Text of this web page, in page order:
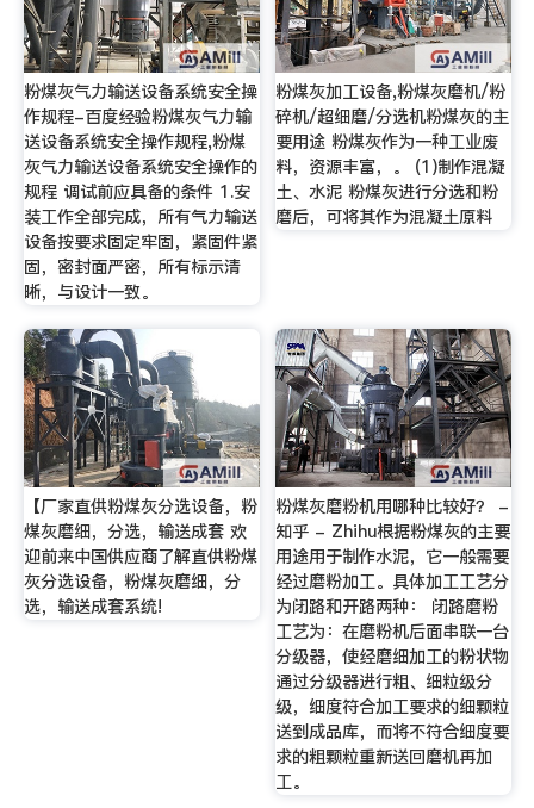
粉煤灰气力输送设备系统安全操
作规程-百度经验粉煤灰气力输
送设备系统安全操作规程,粉煤
灰气力输送设备系统安全操作的
规程 调试前应具备的条件 1.安
装工作全部完成，所有气力输送
设备按要求固定牢固，紧固件紧
固，密封面严密，所有标示清
晰，与设计一致。
粉煤灰加工设备,粉煤灰磨机/粉
碎机/超细磨/分选机粉煤灰的主
要用途 粉煤灰作为一种工业废
料，资源丰富，。 (1)制作混凝
土、水泥 粉煤灰进行分选和粉
磨后，可将其作为混凝土原料
【厂家直供粉煤灰分选设备，粉
煤灰磨细，分选，输送成套 欢
迎前来中国供应商了解直供粉煤
灰分选设备，粉煤灰磨细，分
选，输送成套系统!
粉煤灰磨粉机用哪种比较好？ -
知乎 - Zhihu根据粉煤灰的主要
用途用于制作水泥，它一般需要
经过磨粉加工。具体加工工艺分
为闭路和开路两种： 闭路磨粉
工艺为：在磨粉机后面串联一台
分级器，使经磨细加工的粉状物
通过分级器进行粗、细粒级分
级，细度符合加工要求的细颗粒
送到成品库，而将不符合细度要
求的粗颗粒重新送回磨机再加
工。